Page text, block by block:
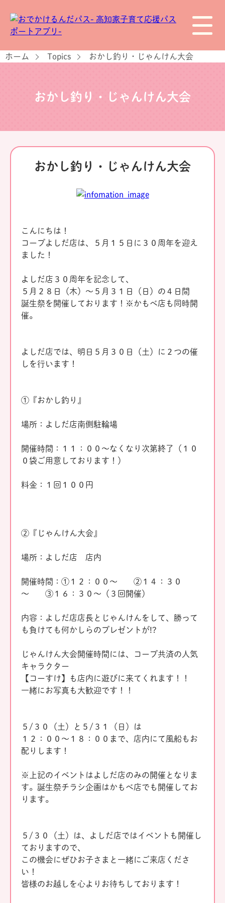
ホーム Topics おかし釣り・じゃんけん大会
おかし釣り・じゃんけん大会
おかし釣り・じゃんけん大会
こんにちは！
コープよしだ店は、５月１５日に３０周年を迎え
ました！
よしだ店３０周年を記念して、
５月２８日（木）～５月３１日（日）の４日間
誕生祭を開催しております！※かもべ店も同時開
催。
よしだ店では、明日５月３０日（土）に２つの催
しを行います！
①『おかし釣り』
場所：よしだ店南側駐輪場
開催時間：１１：００～なくなり次第終了（１０
０袋ご用意しております！）
料金：１回１００円
②『じゃんけん大会』
場所：よしだ店 店内
開催時間：①１２：００～ ②１４：３０
～ ③１６：３０～（３回開催）
内容：よしだ店店長とじゃんけんをして、勝って
も負けても何かしらのプレゼントが!?
じゃんけん大会開催時間には、コープ共済の人気
キャラクター
【コーすけ】も店内に遊びに来てくれます！！
一緒にお写真も大歓迎です！！
５/３０（土）と５/３１（日）は
１２：００～１８：００まで、店内にて風船もお
配りします！
※上記のイベントはよしだ店のみの開催となりま
す。誕生祭チラシ企画はかもべ店でも開催してお
ります。
５/３０（土）は、よしだ店ではイベントも開催し
ておりますので、
この機会にぜひお子さまと一緒にご来店くださ
い！
皆様のお越しを心よりお待ちしております！